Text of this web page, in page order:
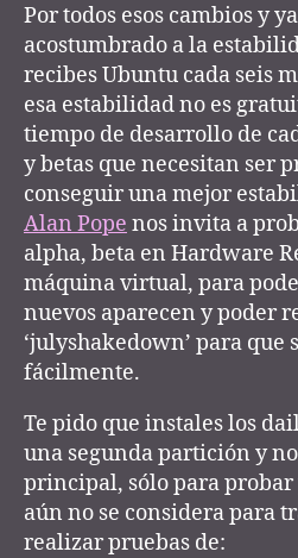
Por todos esos cambios y
acostumbrado a la
recibes Ubuntu cada seis
esa estabilidad no es
tiempo de desarrollo de
y betas que necesitan ser
conseguir una mejor
Alan Pope nos invita a
alpha, beta en Hardware
máquina virtual, para
nuevos aparecen y poder
‘julyshakedown’ para que
fácilmente.
Te pido que instales los
una segunda partición y
principal, sólo para probar
aún no se considera para
realizar pruebas de: